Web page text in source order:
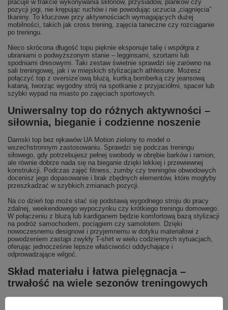
pracuje w trakcie wykonywania skłonów, przysiadów, planków czy
pozycji jogi, nie krępując ruchów i nie powodując uczucia „ciągnięcia”
tkaniny. To kluczowe przy aktywnościach wymagających dużej
mobilności, takich jak cross trening, zajęcia taneczne czy rozciąganie
po treningu.
Nieco skrócona długość topu pięknie eksponuje talię i współgra z
ubraniami o podwyższonym stanie – legginsami, szortami lub
spodniami dresowymi. Taki zestaw świetnie sprawdzi się zarówno na
sali treningowej, jak i w miejskich stylizacjach athleisure. Możesz
połączyć top z oversize’ową bluzą, kurtką bomberką czy jeansową
kataną, tworząc wygodny strój na spotkanie z przyjaciółmi, spacer lub
szybki wypad na miasto po zajęciach sportowych.
Uniwersalny top do różnych aktywności –
siłownia, bieganie i codzienne noszenie
Damski top bez rękawów UA Motion zielony to model o
wszechstronnym zastosowaniu. Sprawdzi się podczas treningu
siłowego, gdy potrzebujesz pełnej swobody w obrębie barków i ramion,
ale równie dobrze nada się na bieganie dzięki lekkiej i przewiewnej
konstrukcji. Podczas zajęć fitness, zumby czy treningów obwodowych
docenisz jego dopasowanie i brak zbędnych elementów, które mogłyby
przeszkadzać w szybkich zmianach pozycji.
Na co dzień top może stać się podstawą wygodnego stroju do pracy
zdalnej, weekendowego wypoczynku czy krótkiego treningu domowego.
W połączeniu z bluzą lub kardiganem będzie komfortową bazą stylizacji
na podróż samochodem, pociągiem czy samolotem. Dzięki
nowoczesnemu designowi i przyjemnemu w dotyku materiałowi z
powodzeniem zastąpi zwykły T-shirt w wielu codziennych sytuacjach,
oferując jednocześnie lepsze właściwości oddychające i
odprowadzające wilgoć.
Skład materiału i łatwa pielęgnacja –
trwałość na wiele sezonów treningowych